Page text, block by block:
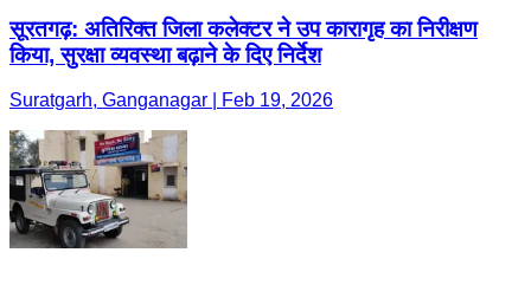
सूरतगढ़: अतिरिक्त जिला कलेक्टर ने उप कारागृह का निरीक्षण
किया, सुरक्षा व्यवस्था बढ़ाने के दिए निर्देश
Suratgarh, Ganganagar | Feb 19, 2026